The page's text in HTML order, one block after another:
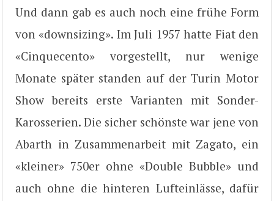
Und dann gab es auch noch eine frühe Form
von «downsizing». Im Juli 1957 hatte Fiat den
«Cinquecento» vorgestellt, nur wenige
Monate später standen auf der Turin Motor
Show bereits erste Varianten mit Sonder-
Karosserien. Die sicher schönste war jene von
Abarth in Zusammenarbeit mit Zagato, ein
«kleiner» 750er ohne «Double Bubble» und
auch ohne die hinteren Lufteinlässe, dafür